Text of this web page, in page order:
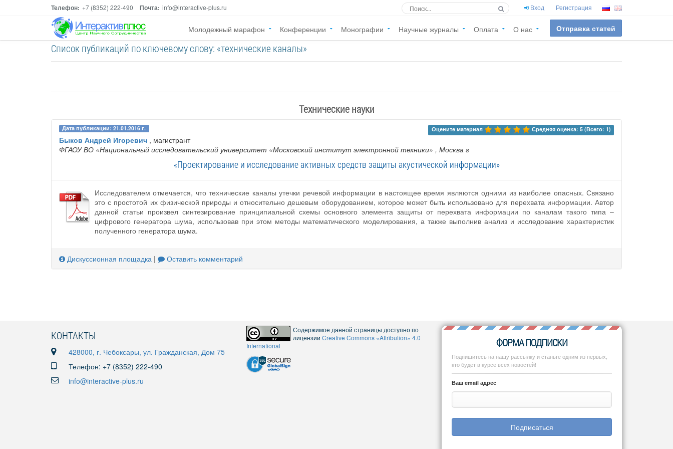
Телефон: +7 (8352) 222-490 Почта: info@interactive-plus.ru Вход Регистрация
Молодежный марафон Конференции Монографии Научные журналы Оплата О нас Отправка статей
Список публикаций по ключевому слову: «технические каналы»
Технические науки
Дата публикации: 21.01.2016 г. Оцените материал Средняя оценка: 5 (Всего: 1)
Быков Андрей Игоревич , магистрант
ФГАОУ ВО «Национальный исследовательский университет «Московский институт электронной техники» , Москва г
«Проектирование и исследование активных средств защиты акустической информации»
Исследователем отмечается, что технические каналы утечки речевой информации в настоящее время являются одними из наиболее опасных. Связано
это с простотой их физической природы и относительно дешевым оборудованием, которое может быть использовано для перехвата информации. Автор
данной статьи произвел синтезирование принципиальной схемы основного элемента защиты от перехвата информации по каналам такого типа –
цифрового генератора шума, использовав при этом методы математического моделирования, а также выполнив анализ и исследование характеристик
полученного генератора шума.
Дискуссионная площадка | Оставить комментарий
КОНТАКТЫ
428000, г. Чебоксары, ул. Гражданская, Дом 75
Телефон: +7 (8352) 222-490
info@interactive-plus.ru
Содержимое данной страницы доступно по
лицензии Creative Commons «Attribution» 4.0
International
ФОРМА ПОДПИСКИ
Подпишитесь на нашу рассылку и станьте одним из первых,
кто будет в курсе всех новостей!
Ваш email адрес
Подписаться